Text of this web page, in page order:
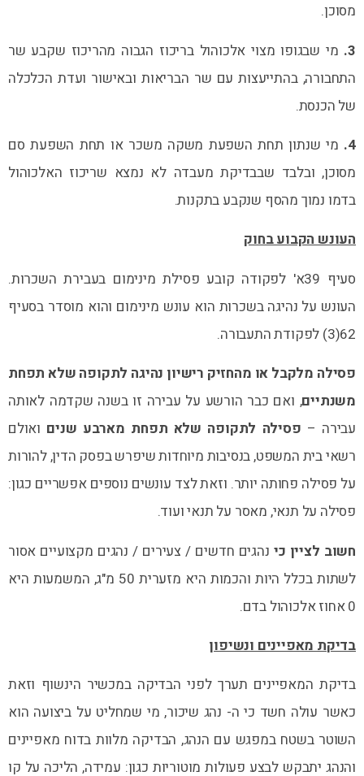
מסוכן.
3. מי שבגופו מצוי אלכוהול בריכוז הגבוה מהריכוז שקבע שר
התחבורה, בהתייעצות עם שר הבריאות ובאישור ועדת הכלכלה
של הכנסת.
4. מי שנתון תחת השפעת משקה משכר או תחת השפעת סם
מסוכן, ובלבד שבבדיקת מעבדה לא נמצא שריכוז האלכוהול
בדמו נמוך מהסף שנקבע בתקנות.
העונש הקבוע בחוק
סעיף 39א' לפקודה קובע פסילת מינימום בעבירת השכרות.
העונש על נהיגה בשכרות הוא עונש מינימום והוא מוסדר בסעיף
62(3) לפקודת התעבורה.
פסילה מלקבל או מהחזיק רישיון נהיגה לתקופה שלא תפחת
משנתיים, ואם כבר הורשע על עבירה זו בשנה שקדמה לאותה
עבירה – פסילה לתקופה שלא תפחת מארבע שנים ואולם
רשאי בית המשפט, בנסיבות מיוחדות שיפרש בפסק הדין, להורות
על פסילה פחותה יותר. וזאת לצד עונשים נוספים אפשריים כגון:
פסילה על תנאי, מאסר על תנאי ועוד.
חשוב לציין כי נהגים חדשים / צעירים / נהגים מקצועיים אסור
לשתות בכלל היות והכמות היא מזערית 50 מ"ג, המשמעות היא
0 אחוז אלכוהול בדם.
בדיקת מאפיינים ונשיפון
בדיקת המאפיינים תערך לפני הבדיקה במכשיר הינשוף וזאת
כאשר עולה חשד כי ה- נהג שיכור, מי שמחליט על ביצועה הוא
השוטר בשטח במפגש עם הנהג, הבדיקה מלוות בדוח מאפיינים
והנהג יתבקש לבצע פעולות מוטוריות כגון: עמידה, הליכה על קו